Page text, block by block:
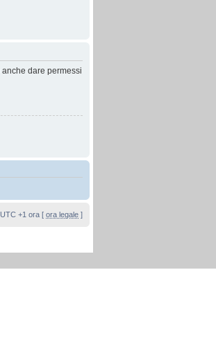
dare permessi
+1 ora [ ora legale ]